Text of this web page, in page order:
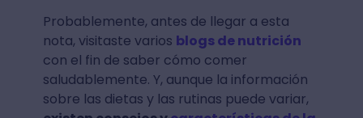
Probablemente, antes de llegar a esta
nota, visitaste varios blogs de nutrición
con el fin de saber cómo comer
saludablemente. Y, aunque la información
sobre las dietas y las rutinas puede variar,